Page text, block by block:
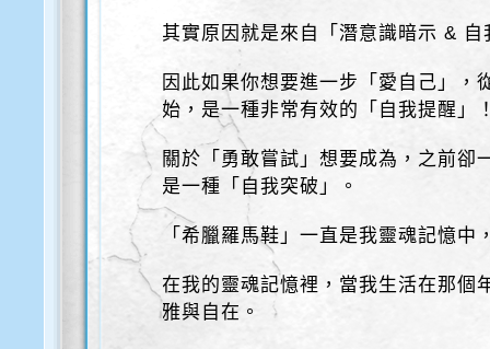
其實原因就是來自「潛意識暗示 & 自
因此如果你想要進一步「愛自己」，
始，是一種非常有效的「自我提醒」
關於「勇敢嘗試」想要成為，之前卻
是一種「自我突破」。
「希臘羅馬鞋」一直是我靈魂記憶
在我的靈魂記憶裡，當我生活在那個
雅與自在。